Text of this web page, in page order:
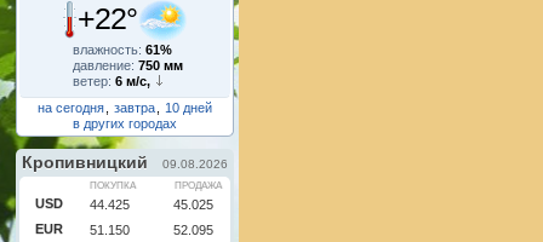
+22°
влажность: 61%
давление: 750 мм
ветер: 6 м/с,
на сегодня
завтра
10 дней
в других городах